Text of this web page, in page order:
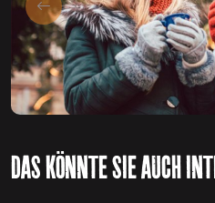
DAS KÖNNTE SIE AUCH